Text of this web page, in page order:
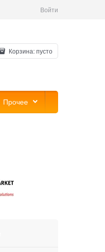
Войти
Корзина:пусто
Прочее